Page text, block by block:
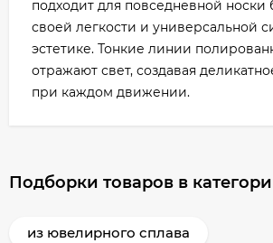
подходит для повседневной носки
своей легкости и универсальной
эстетике. Тонкие линии
отражают свет, создавая
при каждом движении.
Подборки товаров в
из ювелирного сплава